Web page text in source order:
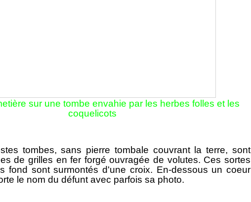
sur une tombe envahie par les herbes folles et les
coquelicots
tombes, sans pierre tombale couvrant la terre, sont
de grilles en fer forgé ouvragée de volutes. Ces sortes
fond sont surmontés d'une croix. En-dessous un coeur
le nom du défunt avec parfois sa photo.